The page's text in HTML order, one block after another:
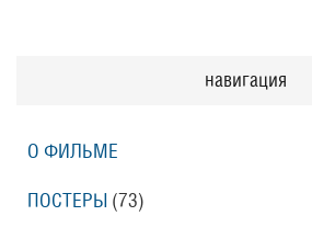
навигация
О ФИЛЬМЕ
ПОСТЕРЫ (73)